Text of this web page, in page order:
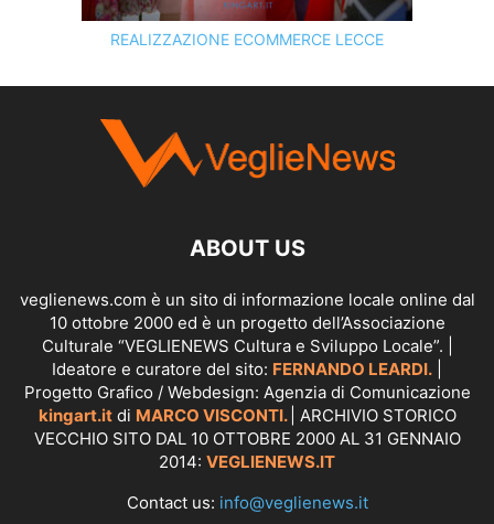
REALIZZAZIONE ECOMMERCE LECCE
SCOPRI I SERVIZI DIKINGART.IT
ABOUT US
veglienews.com è un sito di informazione locale online dal
10 ottobre 2000 ed è un progetto dell’Associazione
Culturale “VEGLIENEWS Cultura e Sviluppo Locale”. |
Ideatore e curatore del sito: FERNANDO LEARDI.
Progetto Grafico / Webdesign: Agenzia di Comunicazione
kingart.itdi MARCO VISCONTI. | ARCHIVIO STORICO
VECCHIO SITO DAL 10 OTTOBRE 2000 AL 31 GENNAIO
2014: VEGLIENEWS.IT
Contact us: info@veglienews.it